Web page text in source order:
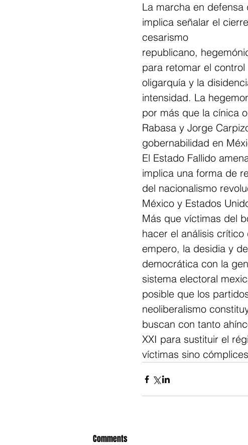
La marcha en
implica señalar el
cesarismo
republicano,
para retomar el
oligarquía y la
intensidad. La
por más que la cínica
Rabasa y Jorge
gobernabilidad en
El Estado Fallido
implica una forma de
del nacionalismo
México y Estados
Más que víctimas del
hacer el análisis
empero, la desidia y
democrática con la
sistema electoral
posible que los
neoliberalismo
buscan con tanto
XXI para sustituir el
víctimas sino
Comments